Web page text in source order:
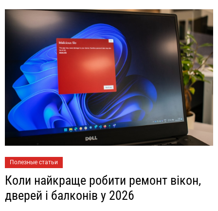
Полезные статьи
Коли найкраще робити ремонт вікон,
дверей і балконів у 2026